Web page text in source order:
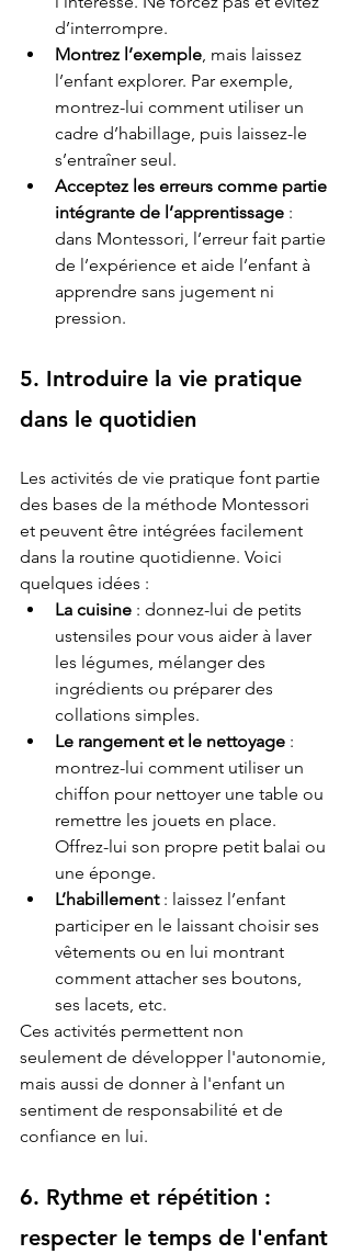
d’interrompre.
Montrez l’exemple, mais laissez
l’enfant explorer. Par exemple,
montrez-lui comment utiliser un
cadre d’habillage, puis laissez-le
s’entraîner seul.
Acceptez les erreurs comme partie
intégrante de l’apprentissage :
dans Montessori, l’erreur fait partie
de l’expérience et aide l’enfant à
apprendre sans jugement ni
pression.
5. Introduire la vie pratique
dans le quotidien
Les activités de vie pratique font partie
des bases de la méthode Montessori
et peuvent être intégrées facilement
dans la routine quotidienne. Voici
quelques idées :
La cuisine : donnez-lui de petits
ustensiles pour vous aider à laver
les légumes, mélanger des
ingrédients ou préparer des
collations simples.
Le rangement et le nettoyage :
montrez-lui comment utiliser un
chiffon pour nettoyer une table ou
remettre les jouets en place.
Offrez-lui son propre petit balai ou
une éponge.
L’habillement : laissez l’enfant
participer en le laissant choisir ses
vêtements ou en lui montrant
comment attacher ses boutons,
ses lacets, etc.
Ces activités permettent non
seulement de développer l'autonomie,
mais aussi de donner à l'enfant un
sentiment de responsabilité et de
confiance en lui.
6. Rythme et répétition :
respecter le temps de l'enfant